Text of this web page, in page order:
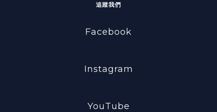
追蹤我們
Facebook
Instagram
YouTube